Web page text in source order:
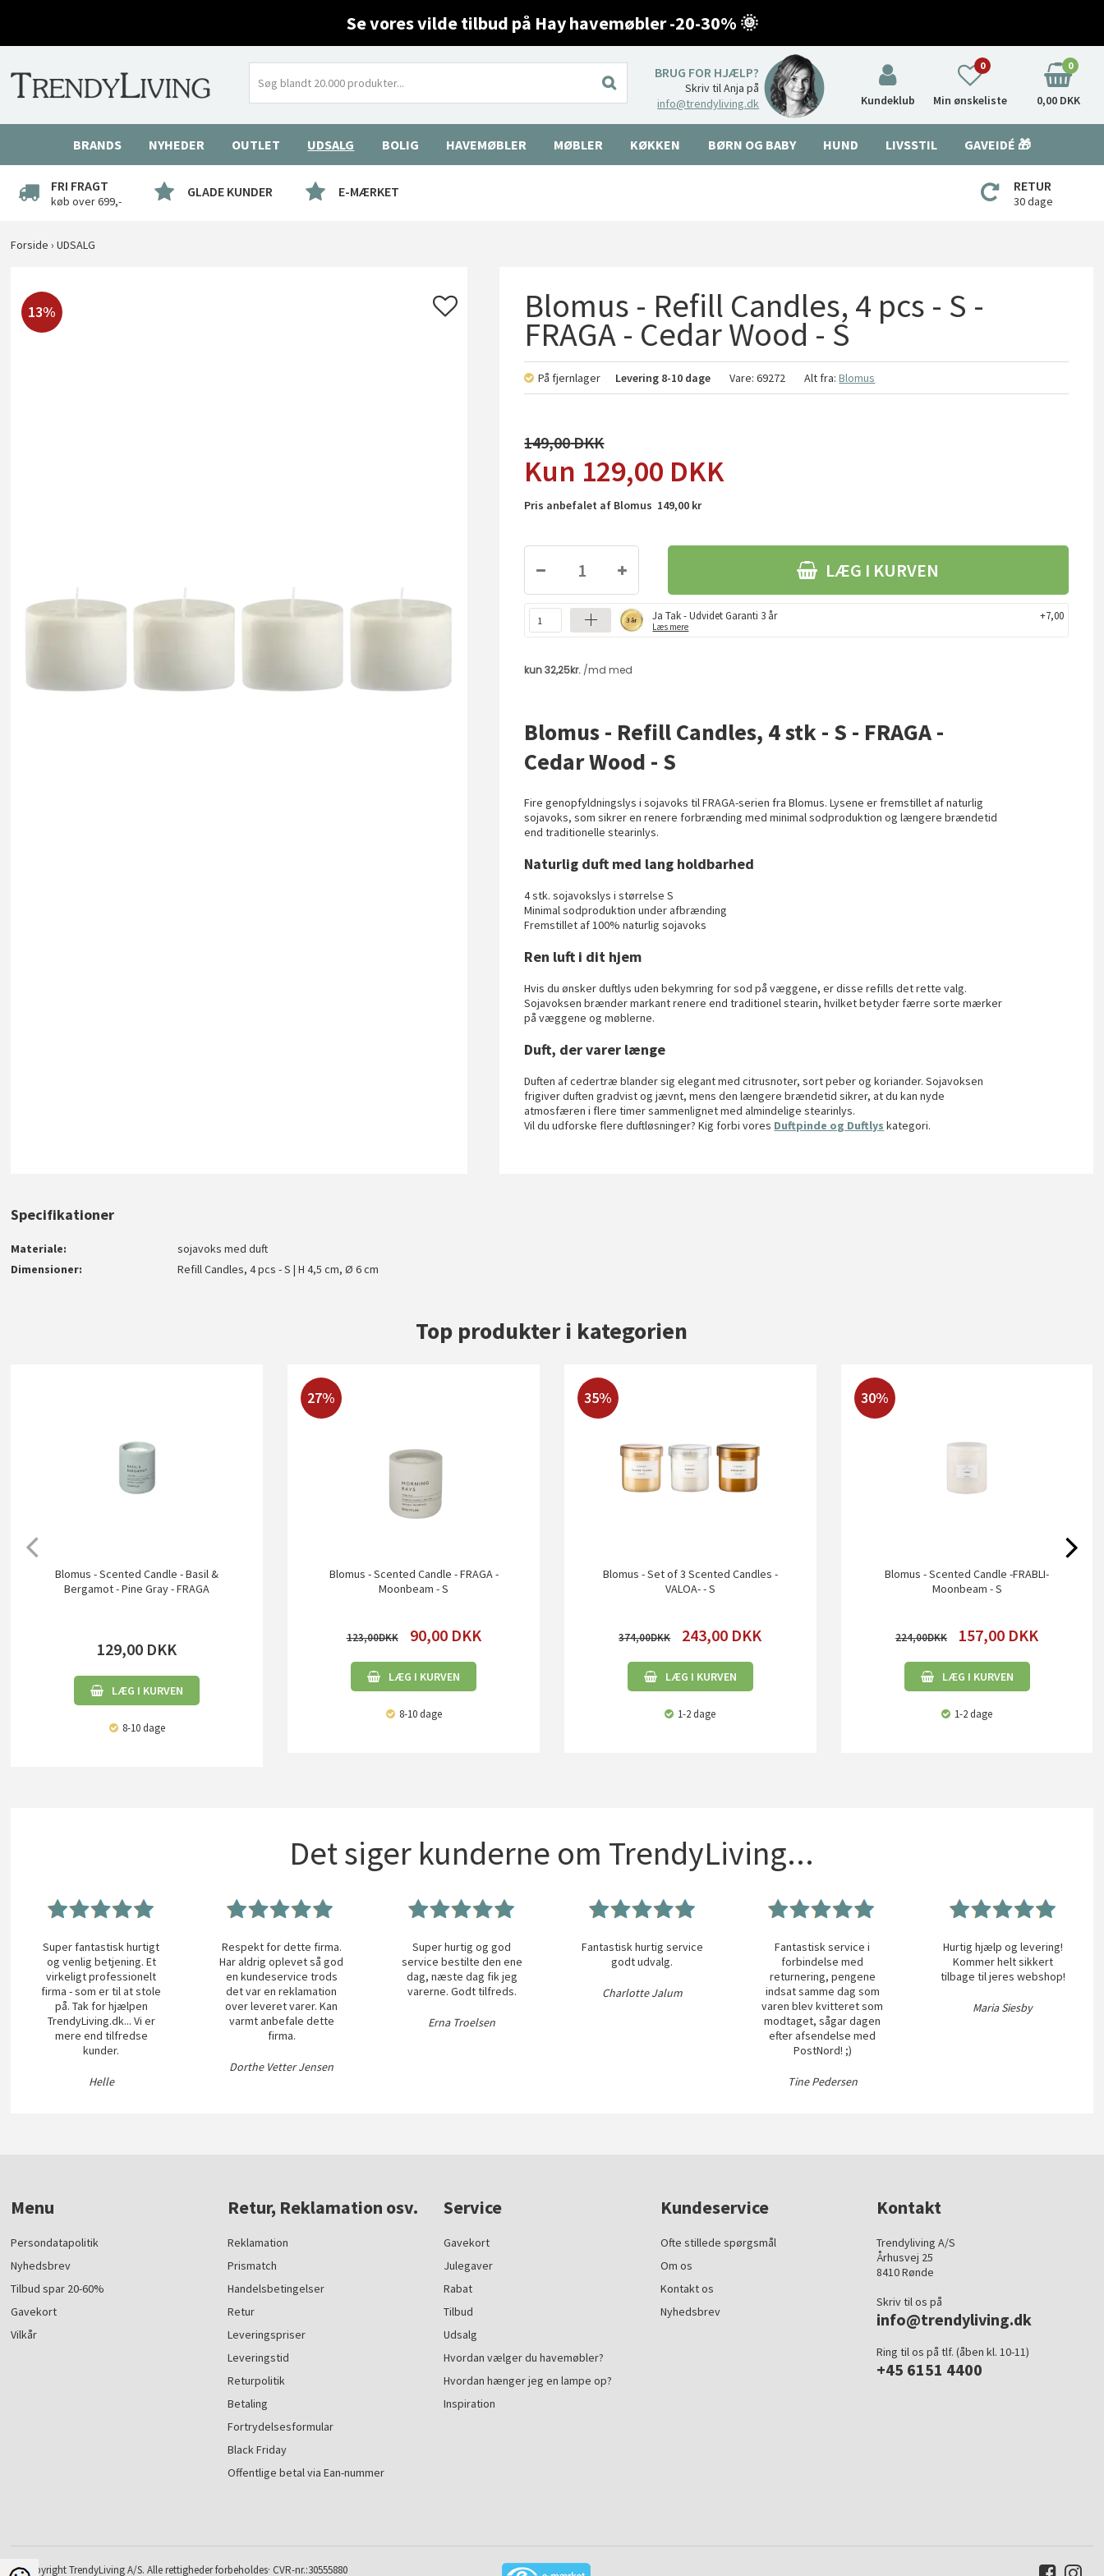
Se vores vilde tilbud på Hay havemøbler -20-30% 🌞
BRUG FOR HJÆLP?
Skriv til Anja på
info@trendyliving.dk
Kundeklub Min ønskeliste
0 0
0,00 DKK
BRANDS NYHEDER OUTLET UDSALG BOLIG HAVEMØBLER MØBLER KØKKEN BØRN OG BABY HUND LIVSSTIL GAVEIDÉ 🎁
FRI FRAGT
køb over 699,-
GLADE KUNDER E-MÆRKET RETUR
30 dage
Forside ›UDSALG
13% Blomus - Refill Candles, 4 pcs - S -
FRAGA - Cedar Wood - S
På fjernlager Levering 8-10 dage Vare:69272 Alt fra:Blomus
149,00
129,00 DKK
Pris anbefalet af Blomus 149,00 kr
LÆG I KURVEN
Ja Tak - Udvidet Garanti 3 år
Læs mere
+7,00
Blomus - Refill Candles, 4 stk - S - FRAGA -
Cedar Wood - S
Fire genopfyldningslys i sojavoks til FRAGA-serien fra Blomus. Lysene er fremstillet af naturlig
sojavoks, som sikrer en renere forbrænding med minimal sodproduktion og længere brændetid
end traditionelle stearinlys.
Naturlig duft med lang holdbarhed
4 stk. sojavokslys i størrelse S
Minimal sodproduktion under afbrænding
Fremstillet af 100% naturlig sojavoks
Ren luft i dit hjem
Hvis du ønsker duftlys uden bekymring for sod på væggene, er disse refills det rette valg.
Sojavoksen brænder markant renere end traditionel stearin, hvilket betyder færre sorte mærker
på væggene og møblerne.
Duft, der varer længe
Duften af cedertræ blander sig elegant med citrusnoter, sort peber og koriander. Sojavoksen
frigiver duften gradvist og jævnt, mens den længere brændetid sikrer, at du kan nyde
atmosfæren i flere timer sammenlignet med almindelige stearinlys.
Vil du udforske flere duftløsninger? Kig forbi vores Duftpinde og Duftlys kategori.
Specifikationer
Materiale
sojavoks med duft
Dimensioner
Refill Candles, 4 pcs - S | H 4,5 cm, Ø 6 cm
Top produkter i kategorien
Blomus - Scented Candle - Basil &
Bergamot - Pine Gray - FRAGA
129,00 DKK
LÆG I KURVEN
8-10 dage
27%
Blomus - Scented Candle - FRAGA -
Moonbeam - S
123,00 90,00 DKK
LÆG I KURVEN
8-10 dage
35%
Blomus - Set of 3 Scented Candles -
VALOA- - S
374,00 243,00 DKK
LÆG I KURVEN
1-2 dage
30%
Blomus - Scented Candle -FRABLI-
Moonbeam - S
224,00 157,00 DKK
LÆG I KURVEN
1-2 dage
Det siger kunderne om TrendyLiving...
Super fantastisk hurtigt
og venlig betjening. Et
virkeligt professionelt
firma - som er til at stole
på. Tak for hjælpen
TrendyLiving.dk... Vi er
mere end tilfredse
kunder.
Helle
Respekt for dette firma.
Har aldrig oplevet så god
en kundeservice trods
det var en reklamation
over leveret varer. Kan
varmt anbefale dette
firma.
Dorthe Vetter Jensen
Super hurtig og god
service bestilte den ene
dag, næste dag fik jeg
varerne. Godt tilfreds.
Erna Troelsen
Fantastisk hurtig service
godt udvalg.
Charlotte Jalum
Fantastisk service i
forbindelse med
returnering, pengene
indsat samme dag som
varen blev kvitteret som
modtaget, sågar dagen
efter afsendelse med
PostNord! ;)
Tine Pedersen
Hurtig hjælp og levering!
Kommer helt sikkert
tilbage til jeres webshop!
Maria Siesby
Menu
Persondatapolitik
Nyhedsbrev
Tilbud spar 20-60%
Gavekort
Vilkår
Retur, Reklamation osv.
Reklamation
Prismatch
Handelsbetingelser
Retur
Leveringspriser
Leveringstid
Returpolitik
Betaling
Fortrydelsesformular
Black Friday
Offentlige betal via Ean-nummer
Service
Gavekort
Julegaver
Rabat
Tilbud
Udsalg
Hvordan vælger du havemøbler?
Hvordan hænger jeg en lampe op?
Inspiration
Kundeservice
Ofte stillede spørgsmål
Om os
Kontakt os
Nyhedsbrev
Kontakt
Trendyliving A/S
Århusvej 25
8410 Rønde
Skriv til os på
info@trendyliving.dk
Ring til os på tlf. (åben kl. 10-11)
+45 6151 4400
© Copyright TrendyLiving A/S. Alle rettigheder forbeholdes· CVR-nr.:30555880